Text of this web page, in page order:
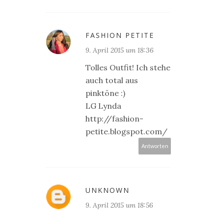
FASHION PETITE
9. April 2015 um 18:36
Tolles Outfit! Ich stehe
auch total aus
pinktöne :)
LG Lynda
http://fashion-
petite.blogspot.com/
Antworten
UNKNOWN
9. April 2015 um 18:56